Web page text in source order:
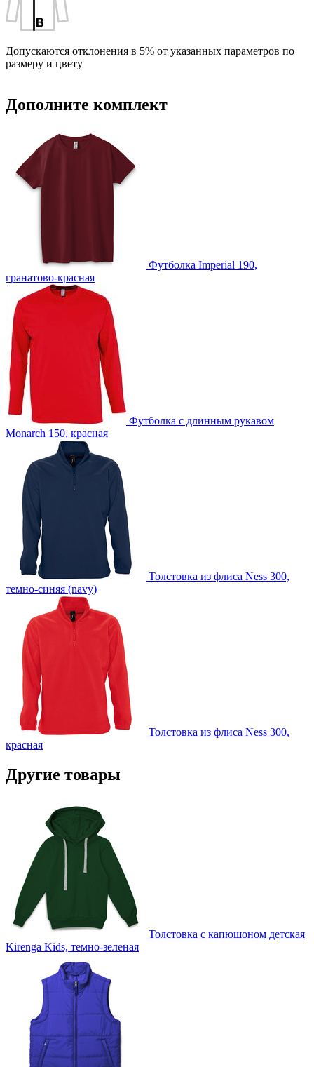
Допускаются отклонения в 5% от указанных параметров по
размеру и цвету
IO2 -Объёмная вышивка (10 цветов)
IO1 -Объёмная вышивка (10 цветов)
IB1 -Вышивка с застилом (10 цветов)
F2 -Флекс (1 цвет) F1 -Флекс (1 цвет)
DTF-F -Печать DTF с эффектами (1 цвет)
D3 -Шелкография с трансфером (5 цветов)
Дополните комплект
Футболка Imperial 190,
гранатово-красная
Футболка с длинным рукавом
Monarch 150, красная
Толстовка из флиса Ness 300,
темно-синяя (navy)
Толстовка из флиса Ness 300,
красная
Другие товары
Толстовка с капюшоном детская
Kirenga Kids, темно-зеленая